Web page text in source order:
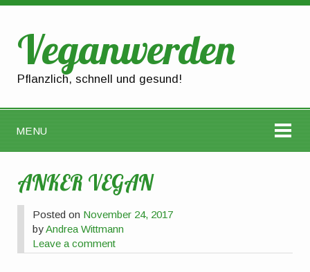
Veganwerden
Pflanzlich, schnell und gesund!
MENU
ANKER VEGAN
Posted on November 24, 2017
byAndrea Wittmann
Leave a comment